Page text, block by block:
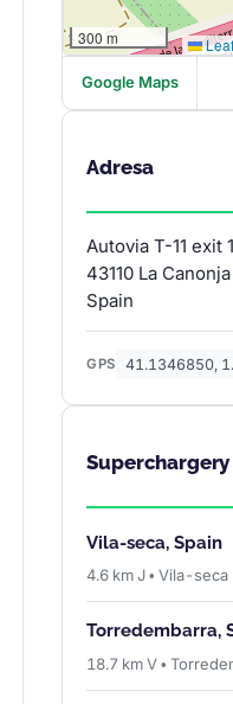
300 m
Google Maps
Adresa
Autovia T-11 exit
43110 La Canonja
Spain
GPS 41.1346850,
Vila-seca, Spain
4.6 km J • Vila-seca
Torredembarra,
18.7 km V •